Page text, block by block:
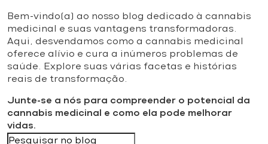
Bem-vindo(a) ao nosso blog dedicado à cannabis
medicinal e suas vantagens transformadoras.
Aqui, desvendamos como a cannabis medicinal
oferece alívio e cura a inúmeros problemas de
saúde. Explore suas várias facetas e histórias
reais de transformação.
Junte-se a nós para compreender o potencial da
cannabis medicinal e como ela pode melhorar
vidas.